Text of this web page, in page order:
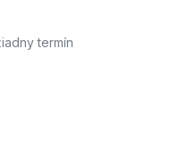
termín